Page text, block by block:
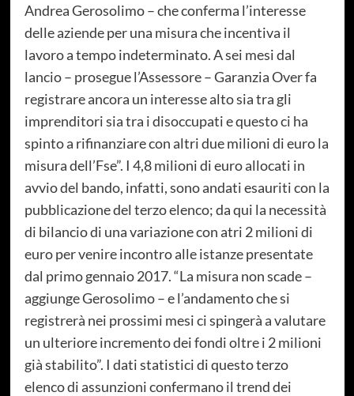
Andrea Gerosolimo – che conferma l’interesse
delle aziende per una misura che incentiva il
lavoro a tempo indeterminato. A sei mesi dal
lancio – prosegue l’Assessore – Garanzia Over fa
registrare ancora un interesse alto sia tra gli
imprenditori sia tra i disoccupati e questo ci ha
spinto a rifinanziare con altri due milioni di euro la
misura dell’Fse”. I 4,8 milioni di euro allocati in
avvio del bando, infatti, sono andati esauriti con la
pubblicazione del terzo elenco; da qui la necessità
di bilancio di una variazione con atri 2 milioni di
euro per venire incontro alle istanze presentate
dal primo gennaio 2017. “La misura non scade –
aggiunge Gerosolimo – e l’andamento che si
registrerà nei prossimi mesi ci spingerà a valutare
un ulteriore incremento dei fondi oltre i 2 milioni
già stabilito”. I dati statistici di questo terzo
elenco di assunzioni confermano il trend dei